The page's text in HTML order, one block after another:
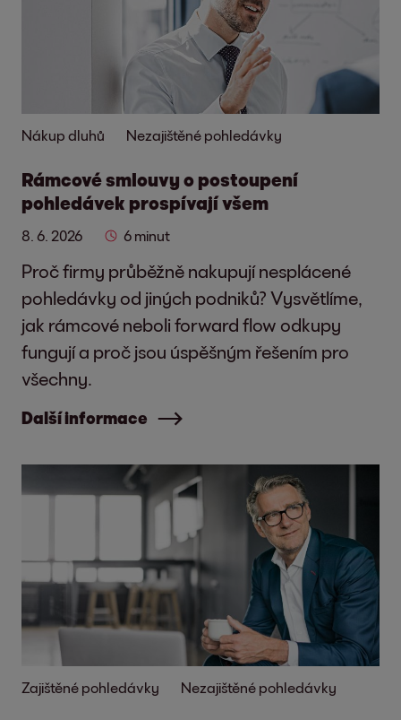
Nákup dluhů Nezajištěné pohledávky
Rámcové smlouvy o postoupení
pohledávek prospívají všem
8. 6. 2026 6 minut
Proč firmy průběžně nakupují nesplácené
pohledávky od jiných podniků? Vysvětlíme,
jak rámcové neboli forward flow odkupy
fungují a proč jsou úspěšným řešením pro
všechny.
Další informace
Zajištěné pohledávky Nezajištěné pohledávky